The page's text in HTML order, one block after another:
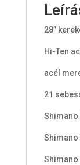
28”
Hi-Ten
acél
21
Shimano
Shimano
Shimano